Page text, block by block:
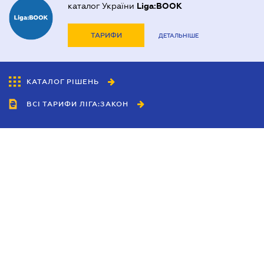
каталог України Liga:BOOK
ТАРИФИ ДЕТАЛЬНІШЕ
КАТАЛОГ РІШЕНЬ
ВСІ ТАРИФИ ЛІГА:ЗАКОН